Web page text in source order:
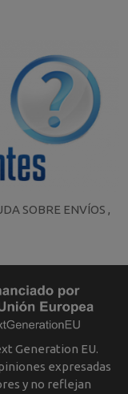
SOBRE ENVÍOS ,
Generation EU.
expresadas
y no reflejan